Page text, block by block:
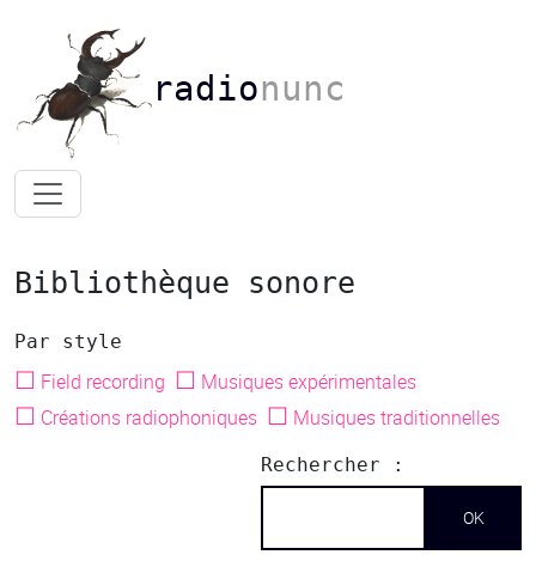
radionunc
Bibliothèque sonore
Par style
☐ Field recording ☐ Musiques expérimentales
☐ Créations radiophoniques ☐ Musiques traditionnelles
Rechercher :